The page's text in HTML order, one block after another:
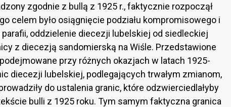
zgodnie z bullą z 1925 r., faktycznie rozpoczął
celem było osiągnięcie podziału kompromisowego i
oddzielenie diecezji lubelskiej od siedleckiej
z diecezją sandomierską na Wiśle. Przedstawione
przy różnych okazjach w latach 1925-
diecezji lubelskiej, podlegających trwałym zmianom,
do ustalenia granic, które odzwierciedlałyby
bulli z 1925 roku. Tym samym faktyczna granica